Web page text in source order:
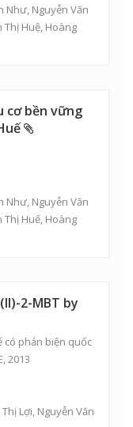
Như, Nguyễn Văn
Thị Huệ, Hoàng
cơ bền vững
Như, Nguyễn Văn
Thị Huế, Hoàng
2-MBT by
có phản biện quốc
2013
Lợi, Nguyễn Văn